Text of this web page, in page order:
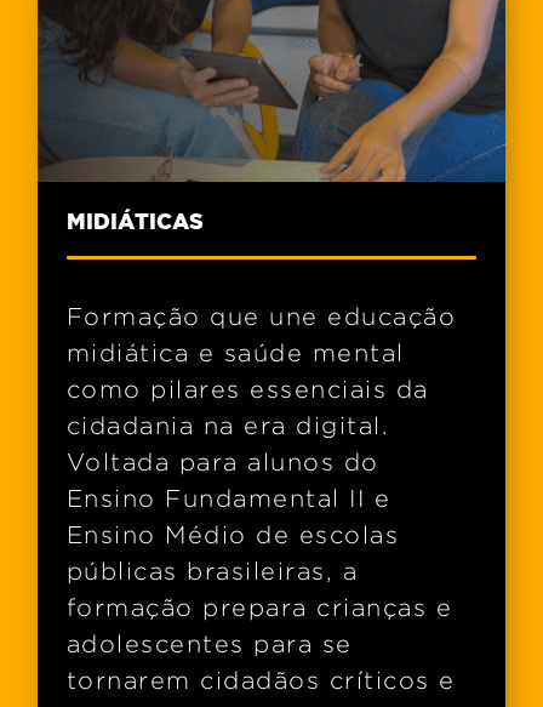
MIDIÁTICAS
Formação que une educação
midiática e saúde mental
como pilares essenciais da
cidadania na era digital.
Voltada para alunos do
Ensino Fundamental II e
Ensino Médio de escolas
públicas brasileiras, a
formação prepara crianças e
adolescentes para se
tornarem cidadãos críticos e